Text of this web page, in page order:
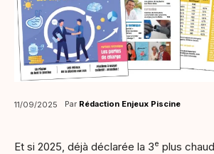
11/09/2025 Par Rédaction Enjeux Piscine
Et si 2025, déjà déclarée la 3e plus